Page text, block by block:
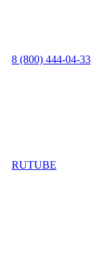
8 (800) 444-04-33
RUTUBE